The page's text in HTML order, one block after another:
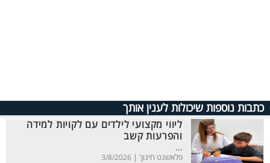
כתבות נוספות שיכולות לענין אותך
ליווי מקצועי לילדים עם לקויות למידה
והפרעות קשב
...
פלאשנט חינוך | 3/8/2026